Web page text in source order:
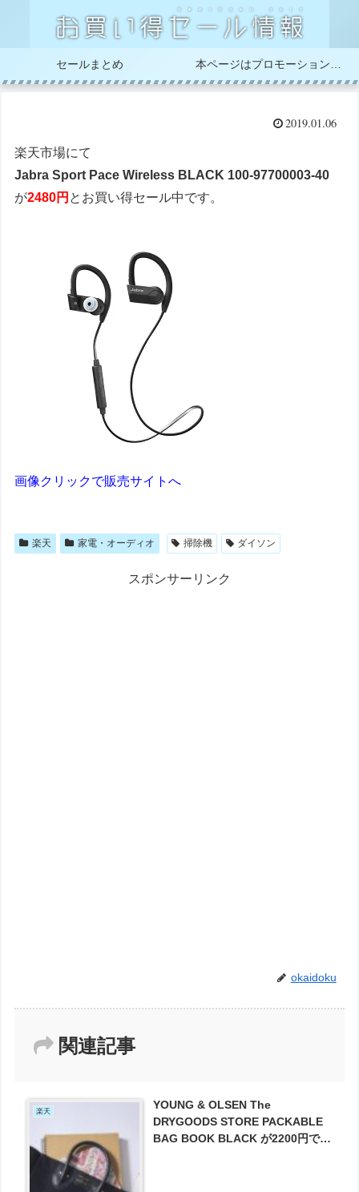
セールまとめ
2019.01.06
楽天市場にて
Jabra Sport Pace Wireless BLACK 100-97700003-40
が2480円 とお買い得セール中です。
画像クリックで販売サイトへ
楽天 家電・オーディオ 掃除機 ダイソン
スポンサーリンク
okaidoku
関連記事
楽天
YOUNG & OLSEN The
DRYGOODS STORE PACKABLE
BAG BOOK BLACK が2200円で予